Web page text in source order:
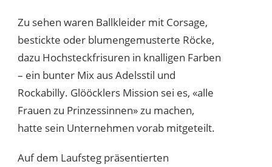
Zu sehen waren Ballkleider mit Corsage,
bestickte oder blumengemusterte Röcke,
dazu Hochsteckfrisuren in knalligen Farben
– ein bunter Mix aus Adelsstil und
Rockabilly. Glööcklers Mission sei es, «alle
Frauen zu Prinzessinnen» zu machen,
hatte sein Unternehmen vorab mitgeteilt.
Auf dem Laufsteg präsentierten